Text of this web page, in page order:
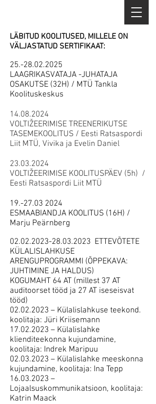
LÄBITUD KOOLITUSED, MILLELE ON
VÄLJASTATUD SERTIFIKAAT:
25.-28.02.2025
LAAGRIKASVATAJA -JUHATAJA
OSAKUTSE (32H) / MTÜ Tankla
Koolituskeskus
14.08.2024
VOLTIŽEERIMISE TREENERIKUTSE
TASEMEKOOLITUS / Eesti Ratsaspordi
Liit MTÜ, Vivika ja Evelin Daniel
23.03.2024
VOLTIŽEERIMISE KOOLITUSPÄEV (5h) /
Eesti Ratsaspordi Liit MTÜ
19.-27.03 2024
ESMAABIANDJA KOOLITUS (16H) /
Marju Peärnberg
02.02.2023-28.03.2023 ETTEVÕTETE
KÜLALISLAHKUSE
ARENGUPROGRAMMI (ÕPPEKAVA:
JUHTIMINE JA HALDUS)
KOGUMAHT 64 AT (millest 37 AT
auditoorset tööd ja 27 AT iseseisvat
tööd)
02.02.2023 – Külalislahkuse teekond.
koolitaja: Jüri Kriisemann
17.02.2023 – Külalislahke
klienditeekonna kujundamine,
koolitaja: Indrek Maripuu
02.03.2023 – Külalislahke meeskonna
kujundamine, koolitaja: Ina Tepp
16.03.2023 –
Lojaalsuskommunikatsioon, koolitaja:
Katrin Maack